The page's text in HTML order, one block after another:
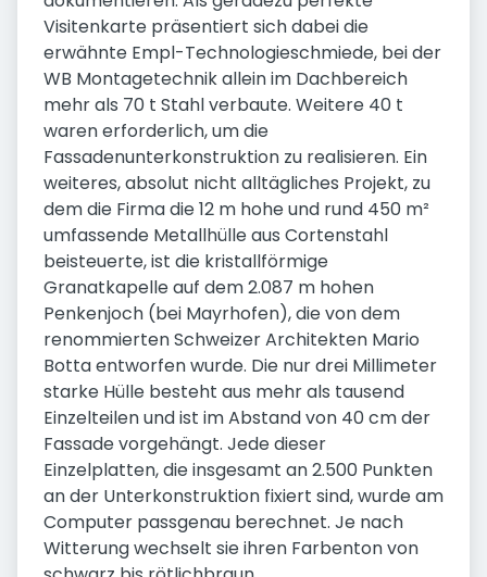
Visitenkarte präsentiert sich dabei die
erwähnte Empl-Technologieschmiede, bei der
WB Montagetechnik allein im Dachbereich
mehr als 70 t Stahl verbaute. Weitere 40 t
waren erforderlich, um die
Fassadenunterkonstruktion zu realisieren. Ein
weiteres, absolut nicht alltägliches Projekt, zu
dem die Firma die 12 m hohe und rund 450 m²
umfassende Metallhülle aus Cortenstahl
beisteuerte, ist die kristallförmige
Granatkapelle auf dem 2.087 m hohen
Penkenjoch (bei Mayrhofen), die von dem
renommierten Schweizer Architekten Mario
Botta entworfen wurde. Die nur drei Millimeter
starke Hülle besteht aus mehr als tausend
Einzelteilen und ist im Abstand von 40 cm der
Fassade vorgehängt. Jede dieser
Einzelplatten, die insgesamt an 2.500 Punkten
an der Unterkonstruktion fixiert sind, wurde am
Computer passgenau berechnet. Je nach
Witterung wechselt sie ihren Farbenton von